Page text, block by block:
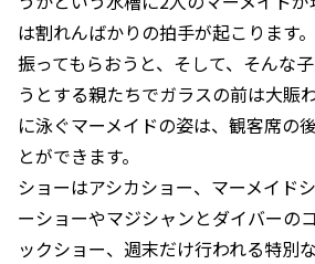
は割れんばかりの拍手が起こります
振ってもらおうと、そして、そんな
うとする親たちでガラスの前は大賑
に泳ぐマーメイドの姿は、観客席の
とができます。
ショーはアシカショー、マーメイド
ーショーやマジシャンとダイバーの
ックショー、週末だけ行われる特別